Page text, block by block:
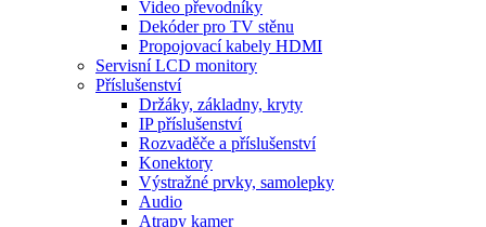
Video převodníky
Dekóder pro TV stěnu
Propojovací kabely HDMI
Servisní LCD monitory
Příslušenství
Držáky, základny, kryty
IP příslušenství
Rozvaděče a příslušenství
Konektory
Výstražné prvky, samolepky
Audio
Atrapy kamer